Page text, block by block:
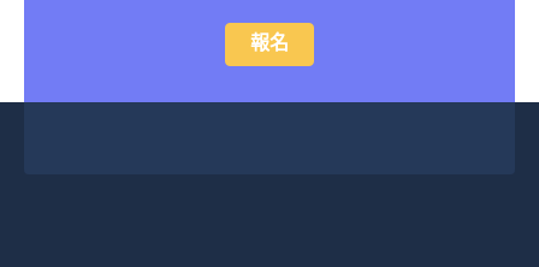
報名